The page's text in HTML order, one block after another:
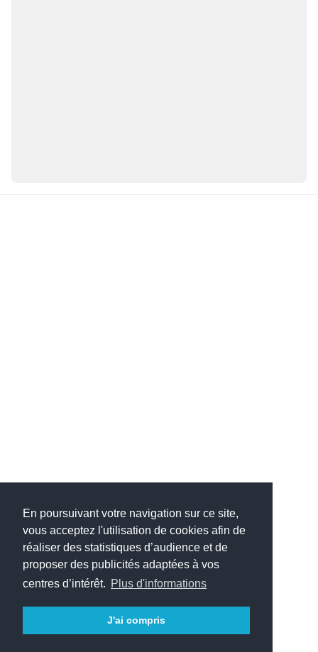
En poursuivant votre navigation sur ce site,
vous acceptez l'utilisation de cookies afin de
réaliser des statistiques d’audience et de
proposer des publicités adaptées à vos
centres d’intérêt. Plus d'informations
J'ai compris
(c) 2005-2025 Jérôme DESMOULINS